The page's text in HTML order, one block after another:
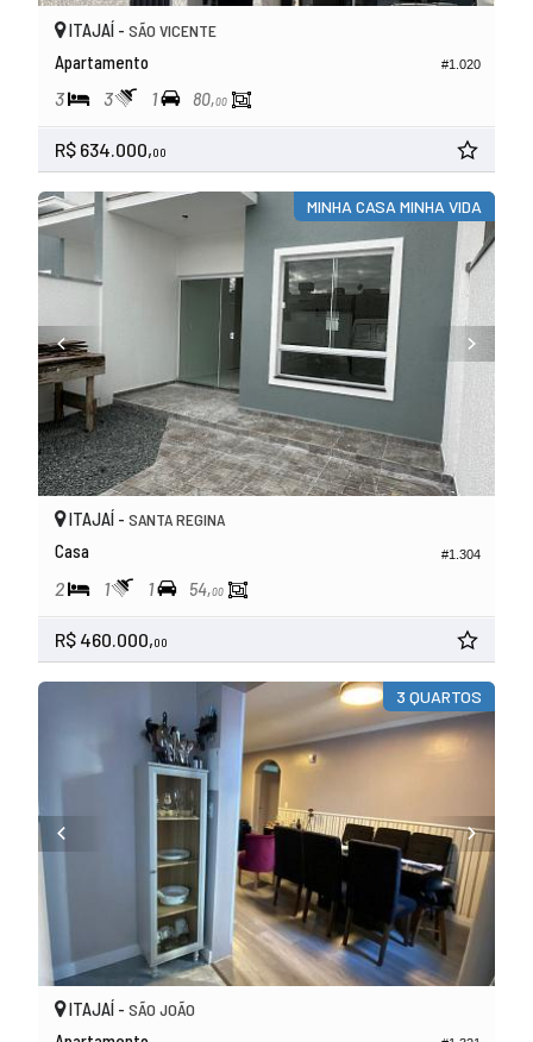
#1.020
ITAJAÍ - SÃO VICENTE
Apartamento
3 3 1 80,00
R$ 634.000,00
MINHA CASA MINHA VIDA
#1.304
ITAJAÍ - SANTA REGINA
Casa
2 1 1 54,00
R$ 460.000,00
3 QUARTOS
ITAJAÍ - SÃO JOÃO